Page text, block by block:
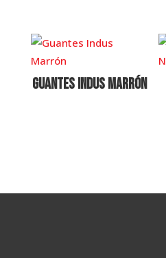
Guantes Indus Marrón